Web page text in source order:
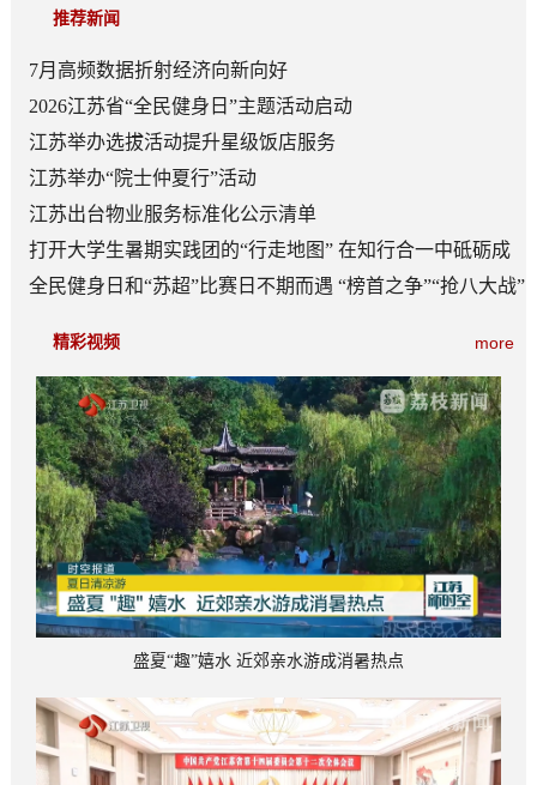
推荐新闻
7月高频数据折射经济向新向好
2026江苏省“全民健身日”主题活动启动
江苏举办选拔活动提升星级饭店服务
江苏举办“院士仲夏行”活动
江苏出台物业服务标准化公示清单
打开大学生暑期实践团的“行走地图” 在知行合一中砥砺成
长
全民健身日和“苏超”比赛日不期而遇 “榜首之争”“抢八大战”
more
精彩视频
盛夏“趣”嬉水 近郊亲水游成消暑热点